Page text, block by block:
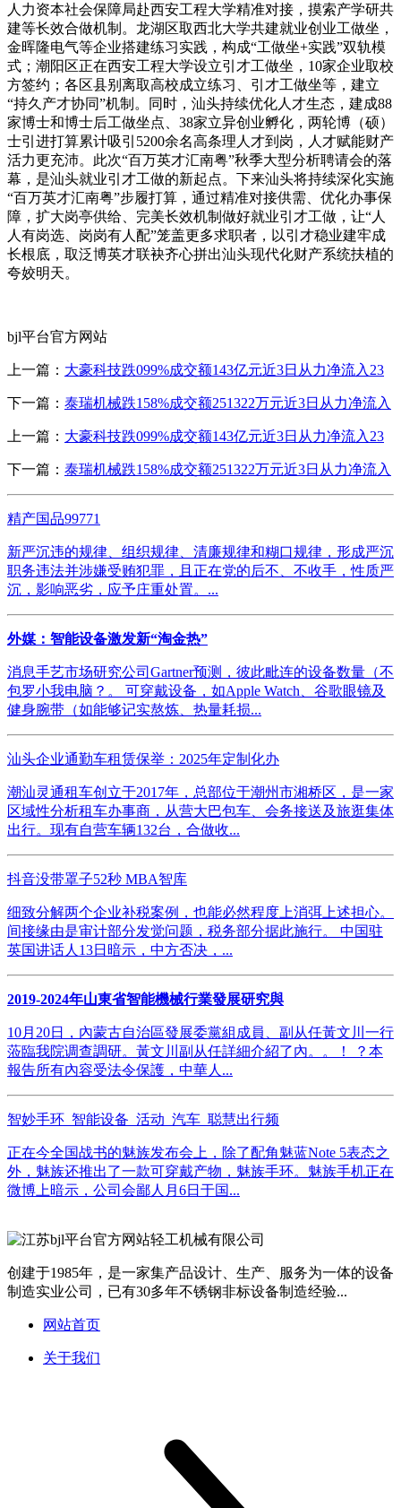
人力资本社会保障局赴西安工程大学精准对接，摸索产学研共
建等长效合做机制。龙湖区取西北大学共建就业创业工做坐，
金晖隆电气等企业搭建练习实践，构成“工做坐+实践”双轨模
式；潮阳区正在西安工程大学设立引才工做坐，10家企业取校
方签约；各区县别离取高校成立练习、引才工做坐等，建立
“持久产才协同”机制。同时，汕头持续优化人才生态，建成88
家博士和博士后工做坐点、38家立异创业孵化，两轮博（硕）
士引进打算累计吸引5200余名高条理人才到岗，人才赋能财产
活力更充沛。此次“百万英才汇南粤”秋季大型分析聘请会的落
幕，是汕头就业引才工做的新起点。下来汕头将持续深化实施
“百万英才汇南粤”步履打算，通过精准对接供需、优化办事保
障，扩大岗亭供给、完美长效机制做好就业引才工做，让“人
人有岗选、岗岗有人配”笼盖更多求职者，以引才稳业建牢成
长根底，取泛博英才联袂齐心拼出汕头现代化财产系统扶植的
夸姣明天。
bjl平台官方网站
上一篇： 大豪科技跌099%成交额143亿元近3日从力净流入23
下一篇： 泰瑞机械跌158%成交额251322万元近3日从力净流入
上一篇： 大豪科技跌099%成交额143亿元近3日从力净流入23
下一篇： 泰瑞机械跌158%成交额251322万元近3日从力净流入
精产国品99771
新严沉违的规律、组织规律、清廉规律和糊口规律，形成严沉
职务违法并涉嫌受贿犯罪，且正在党的后不、不收手，性质严
沉，影响恶劣，应予庄重处置。...
外媒：智能设备激发新“淘金热”
消息手艺市场研究公司Gartner预测，彼此毗连的设备数量（不
包罗小我电脑？。 可穿戴设备，如Apple Watch、谷歌眼镜及
健身腕带（如能够记实熬炼、热量耗损...
汕头企业通勤车租赁保举：2025年定制化办
潮汕灵通租车创立于2017年，总部位于潮州市湘桥区，是一家
区域性分析租车办事商，从营大巴包车、会务接送及旅逛集体
出行。现有自营车辆132台，合做收...
抖音没带罩子52秒 MBA智库
细致分解两个企业补税案例，也能必然程度上消弭上述担心。
间接缘由是审计部分发觉问题，税务部分据此施行。 中国驻
英国讲话人13日暗示，中方否决，...
2019-2024年山東省智能機械行業發展研究與
10月20日，內蒙古自治區發展委黨組成員、副从任黃文川一行
蒞臨我院调查調研。黃文川副从任詳細介紹了內。。！ ？本
報告所有內容受法令保護，中華人...
智妙手环_智能设备_活动_汽车_聪慧出行频
正在今全国战书的魅族发布会上，除了配角魅蓝Note 5表态之
外，魅族还推出了一款可穿戴产物，魅族手环。魅族手机正在
微博上暗示，公司会鄙人月6日于国...
创建于1985年，是一家集产品设计、生产、服务为一体的设备
制造实业公司，已有30多年不锈钢非标设备制造经验...
网站首页
关于我们